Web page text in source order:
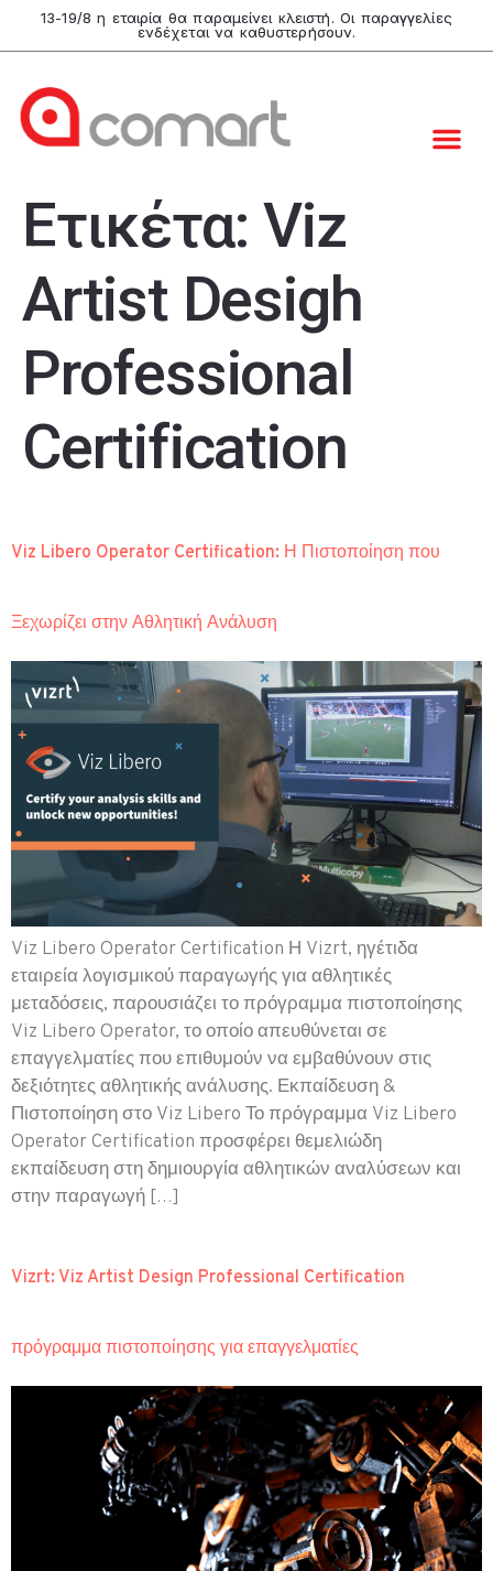
13-19/8 η εταιρία θα παραμείνει κλειστή. Οι παραγγελίες
ενδέχεται να καθυστερήσουν.
Ετικέτα:Viz
Artist Desigh
Professional
Certification
Viz Libero Operator Certification: Η Πιστοποίηση που
Ξεχωρίζει στην Αθλητική Ανάλυση
Viz Libero Operator Certification Η Vizrt, ηγέτιδα
εταιρεία λογισμικού παραγωγής για αθλητικές
μεταδόσεις, παρουσιάζει το πρόγραμμα πιστοποίησης
Viz Libero Operator, το οποίο απευθύνεται σε
επαγγελματίες που επιθυμούν να εμβαθύνουν στις
δεξιότητες αθλητικής ανάλυσης. Εκπαίδευση &
Πιστοποίηση στο Viz Libero Το πρόγραμμα Viz Libero
Operator Certification προσφέρει θεμελιώδη
εκπαίδευση στη δημιουργία αθλητικών αναλύσεων και
στην παραγωγή […]
Vizrt: Viz Artist Design Professional Certification
πρόγραμμα πιστοποίησης για επαγγελματίες